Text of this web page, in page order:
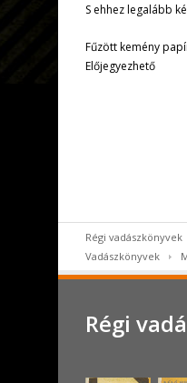
S ehhez legalább
Fűzött kemény
Előjegyezhető
Régi vadászkönyvek
Vadászkönyvek
Régi